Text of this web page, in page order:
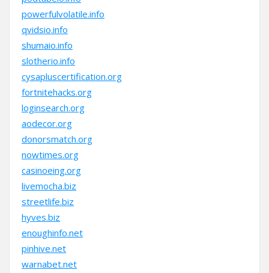
powerfulvolatile.info
qvidsio.info
shumaio.info
slotherio.info
cysapluscertification.org
fortnitehacks.org
loginsearch.org
aodecor.org
donorsmatch.org
nowtimes.org
casinoeing.org
livemocha.biz
streetlife.biz
hyves.biz
enoughinfo.net
pinhive.net
warnabet.net